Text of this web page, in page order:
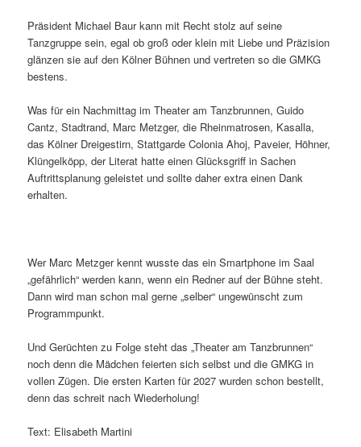
Präsident Michael Baur kann mit Recht stolz auf seine
Tanzgruppe sein, egal ob groß oder klein mit Liebe und Präzision
glänzen sie auf den Kölner Bühnen und vertreten so die GMKG
bestens.
Was für ein Nachmittag im Theater am Tanzbrunnen, Guido
Cantz, Stadtrand, Marc Metzger, die Rheinmatrosen, Kasalla,
das Kölner Dreigestirn, Stattgarde Colonia Ahoj, Paveier, Höhner,
Klüngelköpp, der Literat hatte einen Glücksgriff in Sachen
Auftrittsplanung geleistet und sollte daher extra einen Dank
erhalten.
Wer Marc Metzger kennt wusste das ein Smartphone im Saal
„gefährlich“ werden kann, wenn ein Redner auf der Bühne steht.
Dann wird man schon mal gerne „selber“ ungewünscht zum
Programmpunkt.
Und Gerüchten zu Folge steht das „Theater am Tanzbrunnen“
noch denn die Mädchen feierten sich selbst und die GMKG in
vollen Zügen. Die ersten Karten für 2027 wurden schon bestellt,
denn das schreit nach Wiederholung!
Text: Elisabeth Martini